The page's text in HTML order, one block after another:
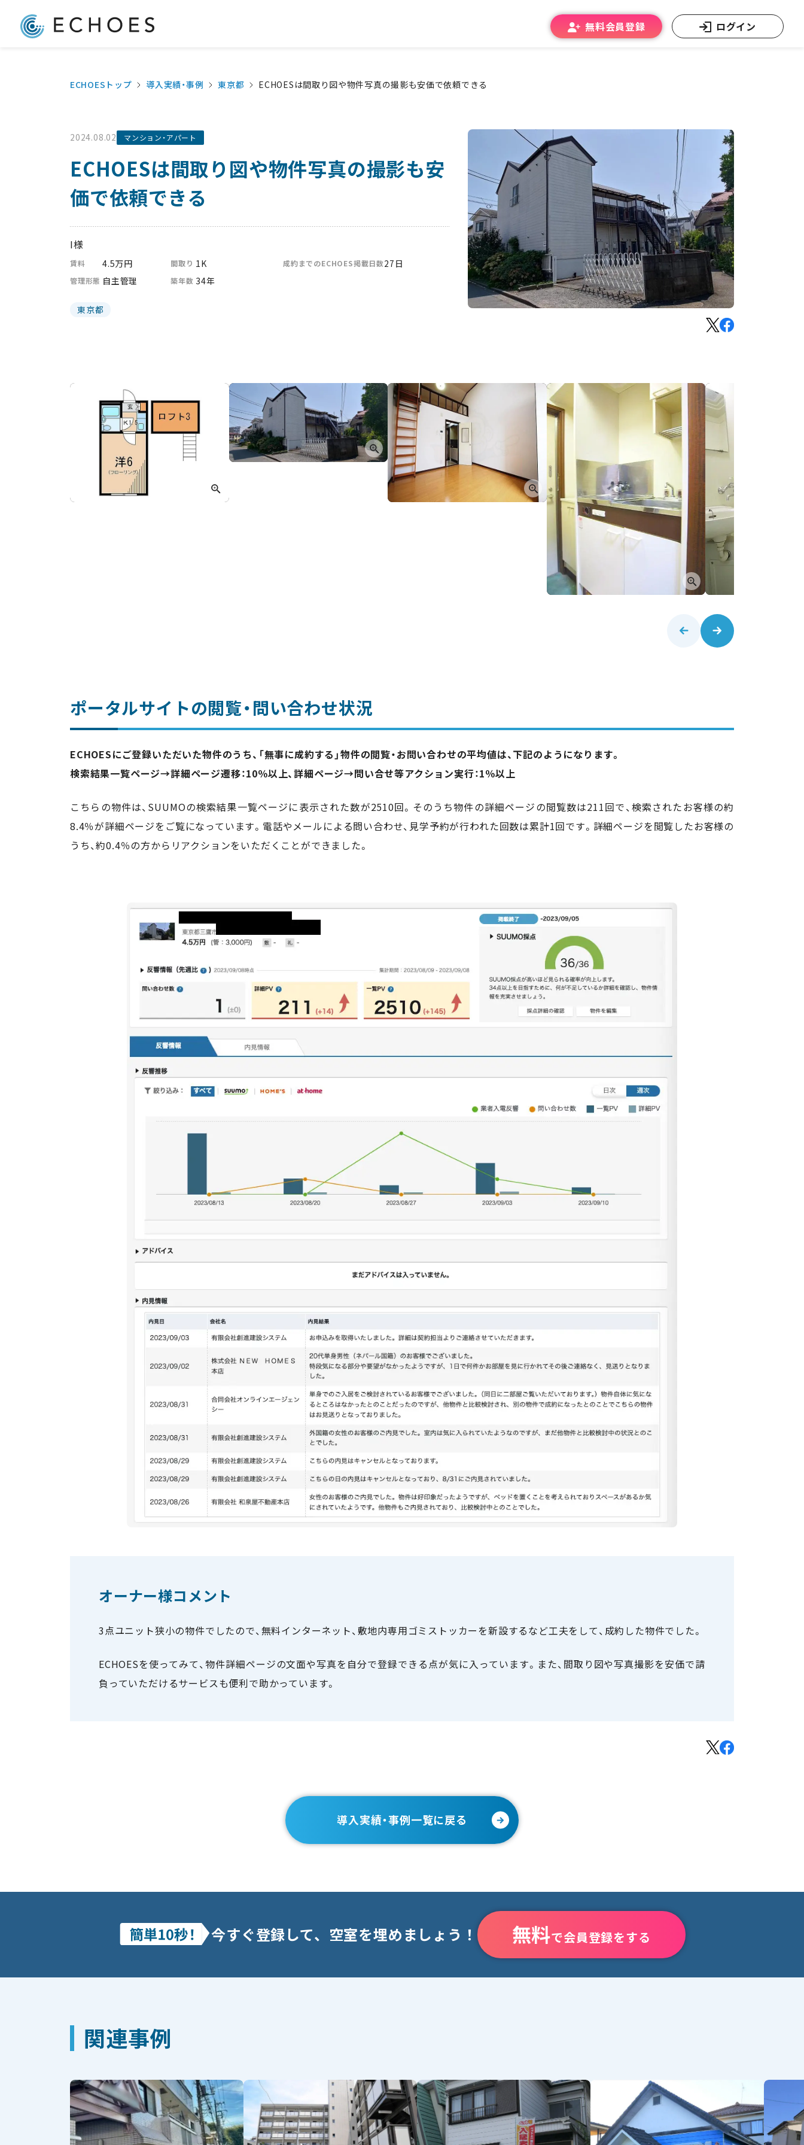
無料会員登録 ログイン
ECHOESトップ 導入実績・事例 東京都 ECHOESは間取り図や物件写真の撮影も安価で依頼できる
2024.08.02 マンション・アパート
ECHOESは間取り図や物件写真の撮影も安
価で依頼できる
I様
賃料 4.5万円 間取り 1K
管理形態 自主管理 築年数 34年
成約までのECHOES掲載日数27日
東京都
ポータルサイトの閲覧・問い合わせ状況
ECHOESにご登録いただいた物件のうち、「無事に成約する」物件の閲覧・お問い合わせの平均値は、下記のようになります。
検索結果一覧ページ→詳細ページ遷移：10％以上、詳細ページ→問い合せ等アクション実行：1％以上
こちらの物件は、SUUMOの検索結果一覧ページに表示された数が2510回。そのうち物件の詳細ページの閲覧数は211回で、検索されたお客様の約
8.4％が詳細ページをご覧になっています。電話やメールによる問い合わせ、見学予約が行われた回数は累計1回です。詳細ページを閲覧したお客様の
うち、約0.4％の方からリアクションをいただくことができました。
オーナー様コメント
3点ユニット狭小の物件でしたので、無料インターネット、敷地内専用ゴミストッカーを新設するなど工夫をして、成約した物件でした。
ECHOESを使ってみて、物件詳細ページの文面や写真を自分で登録できる点が気に入っています。また、間取り図や写真撮影を安価で請
負っていただけるサービスも便利で助かっています。
導入実績・事例一覧に戻る
今すぐ登録して、空室を埋めましょう！ 無料で会員登録をする
関連事例